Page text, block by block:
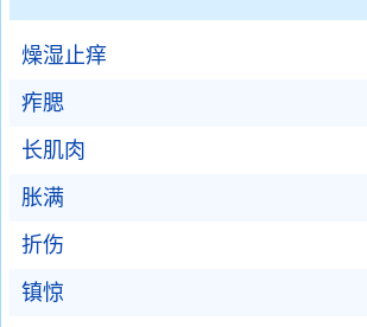
燥湿止痒
痄腮
长肌肉
胀满
折伤
镇惊